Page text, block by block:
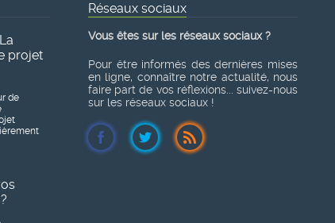
projet
de
Réseaux sociaux
Vous êtes sur les réseaux sociaux ?
Pour être informés des dernières mises
en ligne, connaître notre actualité, nous
faire part de vos réflexions... suivez-nous
sur les réseaux sociaux !